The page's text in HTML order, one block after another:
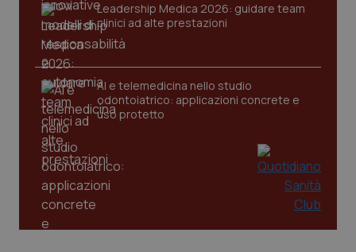
Leadership Medica 2026: guidare team
clinici ad alte prestazioni
AI e telemedicina nello studio
odontoiatrico: applicazioni concrete e
uso protetto